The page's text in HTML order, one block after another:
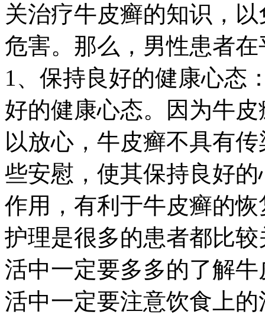
关治疗牛皮癣的知识，
危害。那么，男性患者
1、保持良好的健康心态
好的健康心态。因为牛
以放心，牛皮癣不具有
些安慰，使其保持良好
作用，有利于牛皮癣的
护理是很多的患者都比
活中一定要多多的了解
活中一定要注意饮食上